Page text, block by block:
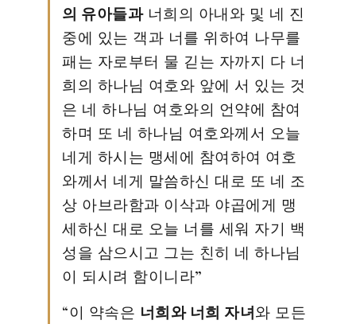
의 유아들과너희의 아내와 및 네 진
중에 있는 객과 너를 위하여 나무를
패는 자로부터 물 긷는 자까지 다 너
희의 하나님 여호와 앞에 서 있는 것
은 네 하나님 여호와의 언약에 참여
하며 또 네 하나님 여호와께서 오늘
네게 하시는 맹세에 참여하여 여호
와께서 네게 말씀하신 대로 또 네 조
상 아브라함과 이삭과 야곱에게 맹
세하신 대로 오늘 너를 세워 자기 백
성을 삼으시고 그는 친히 네 하나님
이 되시려 함이니라”
“이 약속은 너희와 너희 자녀와 모든